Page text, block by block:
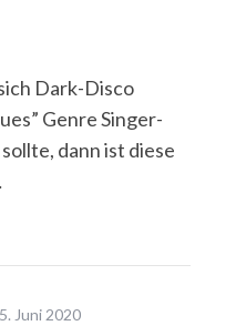
Dark-Disco
Genre Singer-
dann ist diese
5. Juni 2020